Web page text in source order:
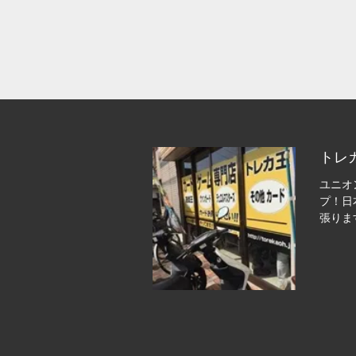
トレ
ユニ
プ！
張りま